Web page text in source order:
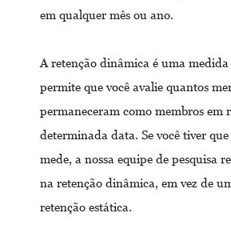
em qualquer mês ou ano.
A retenção dinâmica é uma medida
permite que você avalie quantos
permaneceram como membros em
determinada data. Se você tiver
mede, a nossa equipe de pesquisa
na retenção dinâmica, em vez de
retenção estática.